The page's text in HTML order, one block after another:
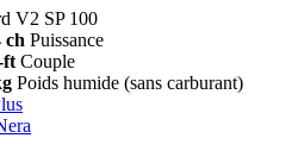
V2 SP 100
ch Puissance
ft Couple
Poids humide (sans carburant)